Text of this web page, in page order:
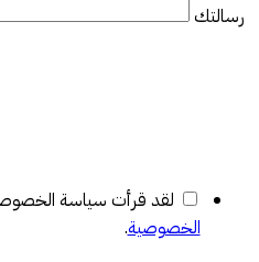
رسالتك
لقد قرأت سياسة
الخصوصية.